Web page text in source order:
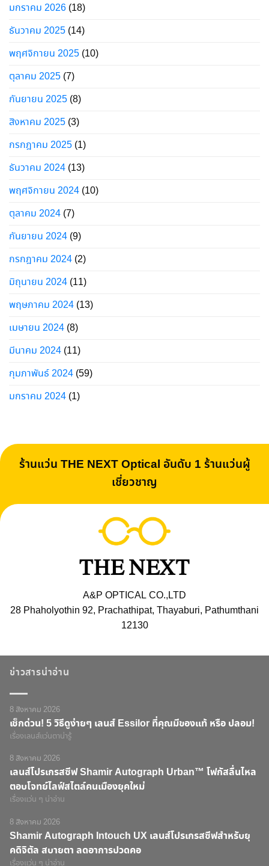
มกราคม 2026 (18)
ธันวาคม 2025 (14)
พฤศจิกายน 2025 (10)
ตุลาคม 2025 (7)
กันยายน 2025 (8)
สิงหาคม 2025 (3)
กรกฎาคม 2025 (1)
ธันวาคม 2024 (13)
พฤศจิกายน 2024 (10)
ตุลาคม 2024 (7)
กันยายน 2024 (9)
กรกฎาคม 2024 (2)
มิถุนายน 2024 (11)
พฤษภาคม 2024 (13)
เมษายน 2024 (8)
มีนาคม 2024 (11)
กุมภาพันธ์ 2024 (59)
มกราคม 2024 (1)
ร้านแว่น THE NEXT Optical อันดับ 1 ร้านแว่นผู้
เชี่ยวชาญ
A&P OPTICAL CO.,LTD
28 Phaholyothin 92, Prachathipat, Thayaburi, Pathumthani
12130
ข่าวสารน่าอ่าน
8 สิงหาคม 2026
เช็กด่วน! 5 วิธีดูง่ายๆ เลนส์ Essilor ที่คุณมีของแท้ หรือ ปลอม!
เรื่องเลนส์แว่นตาน่ารู้
8 สิงหาคม 2026
เลนส์โปรเกรสซีฟ Shamir Autograph Urban™ โฟกัสลื่นไหล
ตอบโจทย์ไลฟ์สไตล์คนเมืองยุคใหม่
เรื่องแว่น ๆ น่าอ่าน
8 สิงหาคม 2026
Shamir Autograph Intouch UX เลนส์โปรเกรสซีฟสำหรับยุ
คดิจิตัล สบายตา ลดอาการปวดคอ
เรื่องแว่น ๆ น่าอ่าน